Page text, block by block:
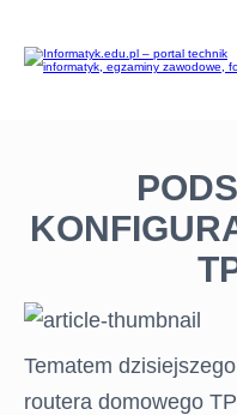
Tematem
routera domowego